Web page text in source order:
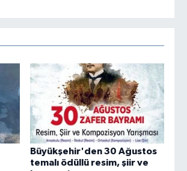
Büyükşehir'den 30 Ağustos
temalı ödüllü resim, şiir ve